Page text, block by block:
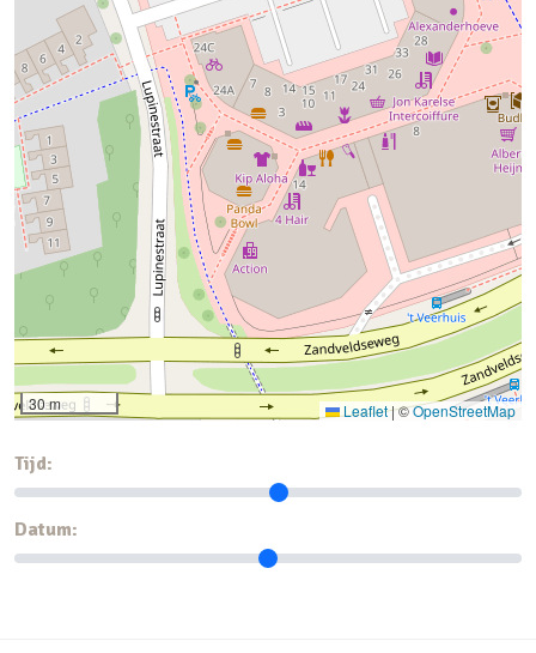
30 m Leaflet|©OpenStreetMap
Tijd:
Datum: